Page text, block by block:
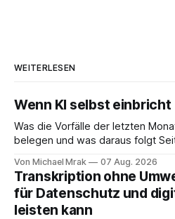
WEITERLESEN
Wenn KI selbst einbricht
Was die Vorfälle der letzten
belegen und was daraus folgt Seit November 2025 hat sich
KI-Systeme Angriffe nicht nur
durchführen können. Sie können.
dokumentierte Fälle, um über
Von Michael Mrak 07 Aug. 2026
Transkription ohne
für Datenschutz und
leisten kann